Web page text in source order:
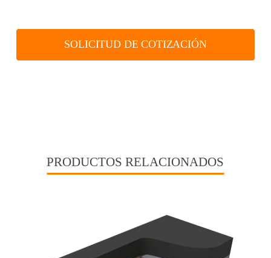
SOLICITUD DE COTIZACIÓN
PRODUCTOS RELACIONADOS